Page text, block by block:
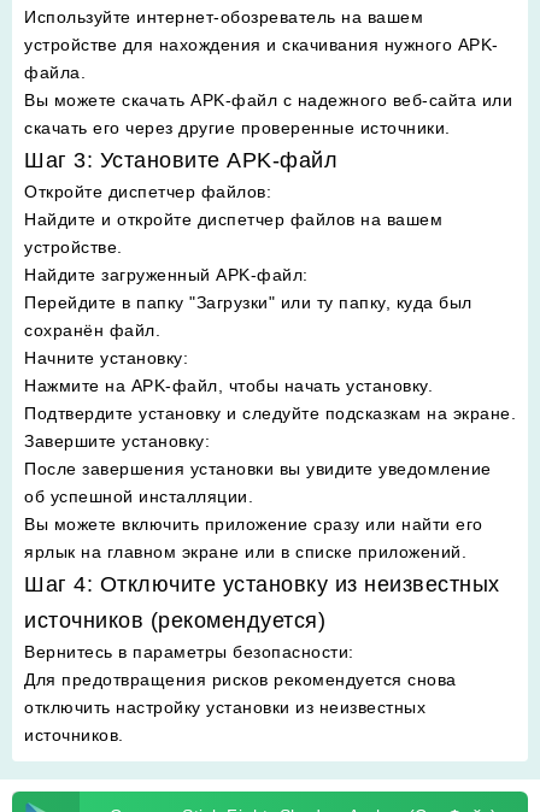
Используйте интернет-обозреватель на вашем
устройстве для нахождения и скачивания нужного APK-
файла.
Вы можете скачать APK-файл с надежного веб-сайта или
скачать его через другие проверенные источники.
Шаг 3: Установите APK-файл
Откройте диспетчер файлов:
Найдите и откройте диспетчер файлов на вашем
устройстве.
Найдите загруженный APK-файл:
Перейдите в папку "Загрузки" или ту папку, куда был
сохранён файл.
Начните установку:
Нажмите на APK-файл, чтобы начать установку.
Подтвердите установку и следуйте подсказкам на экране.
Завершите установку:
После завершения установки вы увидите уведомление
об успешной инсталляции.
Вы можете включить приложение сразу или найти его
ярлык на главном экране или в списке приложений.
Шаг 4: Отключите установку из неизвестных
источников (рекомендуется)
Вернитесь в параметры безопасности:
Для предотвращения рисков рекомендуется снова
отключить настройку установки из неизвестных
источников.